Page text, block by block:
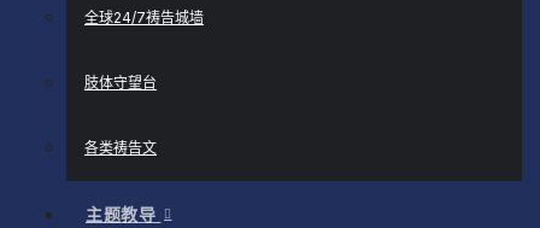
全球24/7祷告城墙
肢体守望台
各类祷告文
主题教导